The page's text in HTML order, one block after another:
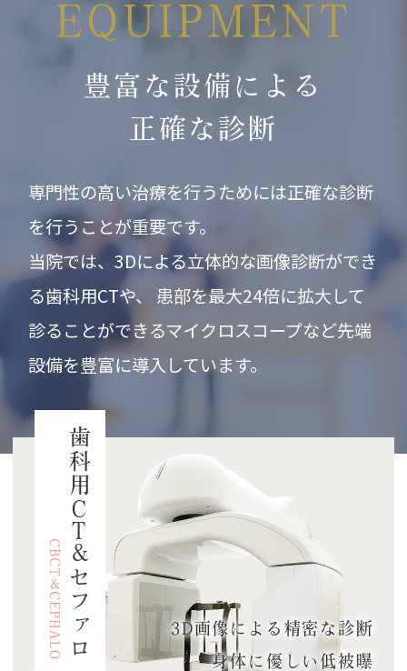
EQUIPMENT
豊富な設備による
正確な診断
専門性の高い治療を行うためには正確な診断
を行うことが重要です。
当院では、3Dによる立体的な画像診断ができ
る歯科用CTや、
患部を最大24倍に拡大して
診ることができるマイクロスコープなど先端
設備を豊富に導入しています。
歯科用
C
T
＆セファロ 3D画像による精密な診断
身体に優しい低被曝